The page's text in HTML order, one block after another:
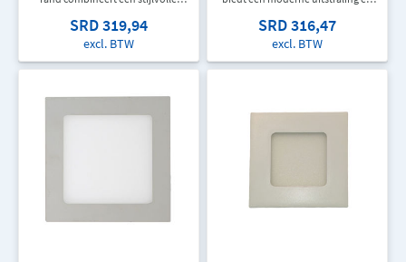
verlichting. Ideaal voor moderne
woon- en werkruimtes waar
samenkomen.
SRD 319,94
excl. BTW
voor plafonds in woningen,
winkels en commerciële ruimtes.
SRD 316,47
excl. BTW